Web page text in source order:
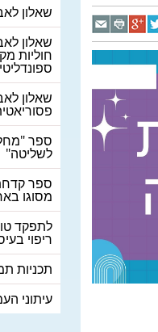
שאלון
שאלון
חוליות
שאלון
ספר
לשליטה"
מסוגו
לתפקד
ריפוי
תכניות
עיתוני